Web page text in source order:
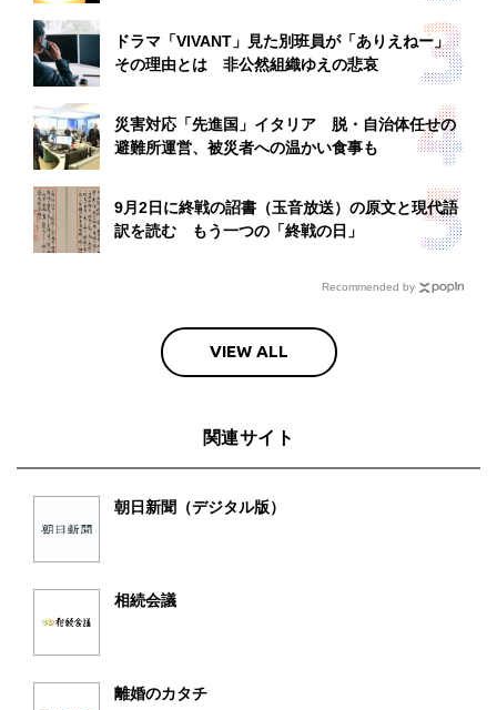
ドラマ「VIVANT」見た別班員が「ありえねー」
その理由とは 非公然組織ゆえの悲哀
災害対応「先進国」イタリア 脱・自治体任せの
避難所運営、被災者への温かい食事も
9月2日に終戦の詔書（玉音放送）の原文と現代語
訳を読む もう一つの「終戦の日」
Recommended by
VIEW ALL
関連サイト
朝日新聞（デジタル版）
相続会議
離婚のカタチ